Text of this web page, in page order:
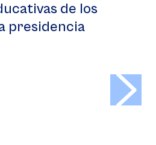
de los
presidencia